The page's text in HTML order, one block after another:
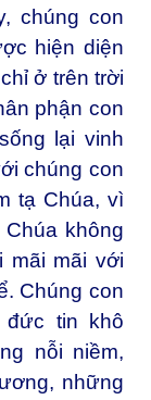
chúng con
hiện diện
ở trên trời
phận con
lại vinh
chúng con
tạ Chúa, vì
không
mãi mãi với
Chúng con
đức tin khô
nỗi niềm,
những